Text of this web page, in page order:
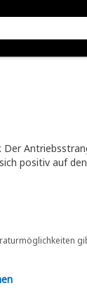
Der
positiv auf